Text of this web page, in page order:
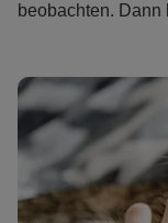
beobachten.